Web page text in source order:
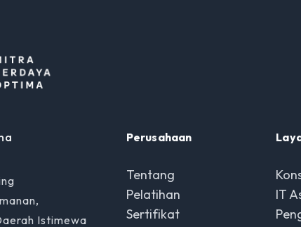
Istimewa
Perusahaan
Tentang
Pelatihan
Sertifikat
IT